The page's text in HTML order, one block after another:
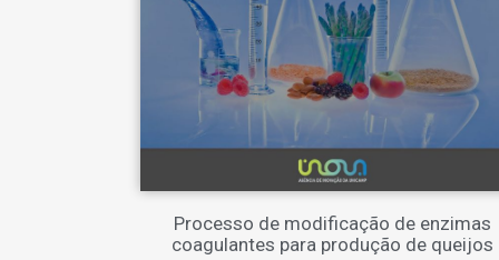
Processo de modificação de enzimas
coagulantes para produção de queijos